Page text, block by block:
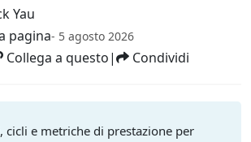
Yau
pagina- 5 agosto 2026
Collega a questo| Condividi
cicli e metriche di prestazione per